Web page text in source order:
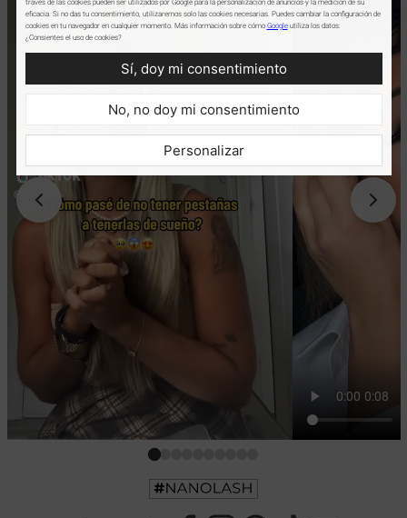
través de las cookies pueden ser utilizados por Google para la personalización de anuncios y la medición de su
eficacia. Si no das tu consentimiento, utilizaremos solo las cookies necesarias. Puedes cambiar la configuración de
cookies en tu navegador en cualquier momento. Más información sobre cómo Googleutiliza los datos:
¿Consientes el uso de cookies?
Sí, doy mi consentimiento
No, no doy mi consentimiento
Personalizar